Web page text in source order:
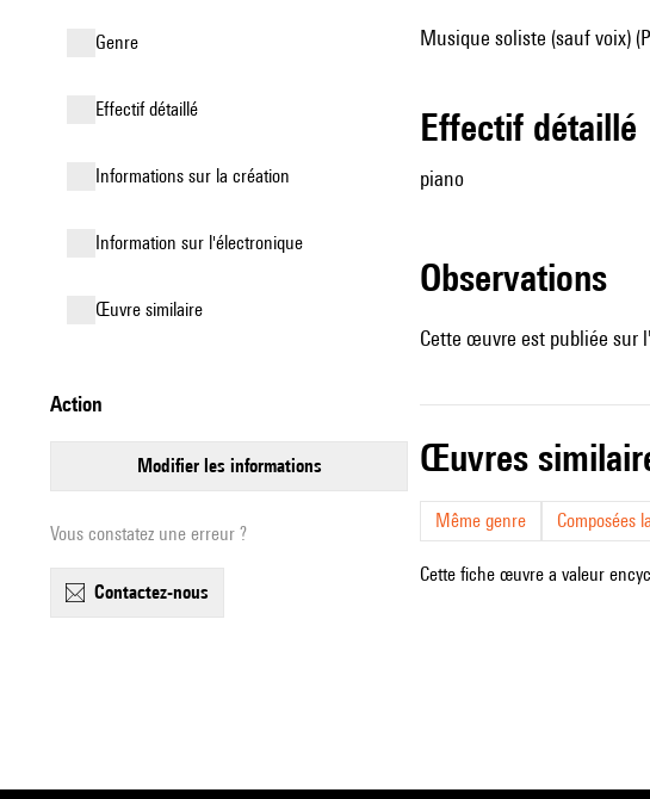
genre
effectif détaillé
informations sur la création
Information sur l'électronique
œuvre similaire
action
modifier les informations
Vous constatez une erreur ?
contactez-nous
Musique soliste (sauf voix)
effectif détaillé
piano
observations
Cette œuvre est publiée sur
œuvres
Même genre Composées
Cette fiche œuvre a valeur